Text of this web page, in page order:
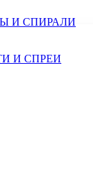
И СПИРАЛИ
И СПРЕИ